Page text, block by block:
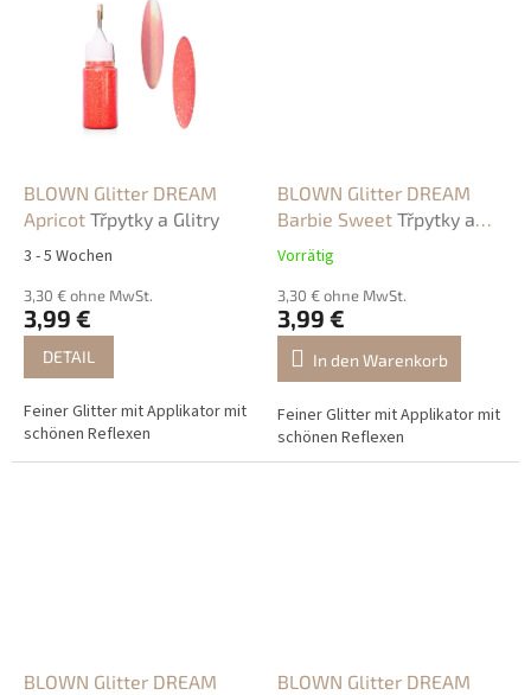
BLOWN Glitter DREAM
Apricot Třpytky a Glitry
3 - 5 Wochen
3,30 € ohne MwSt.
3,99 €
DETAIL
Feiner Glitter mit Applikator mit
schönen Reflexen
BLOWN Glitter DREAM
Barbie Sweet Třpytky a
Glitry
Vorrätig
3,30 € ohne MwSt.
3,99 €
In den Warenkorb
Feiner Glitter mit Applikator mit
schönen Reflexen
BLOWN Glitter DREAM
BLOWN Glitter DREAM